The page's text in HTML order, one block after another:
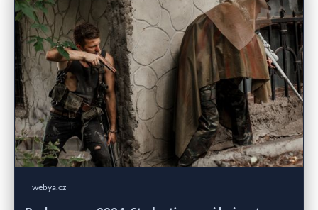
webya.cz